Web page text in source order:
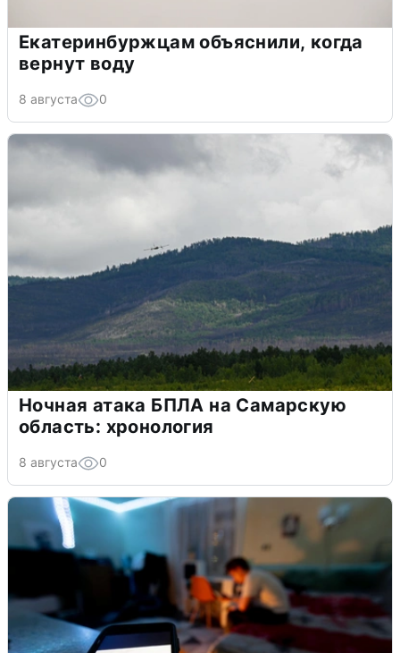
Екатеринбуржцам объяснили, когда
вернут воду
8 августа 0
Ночная атака БПЛА на Самарскую
область: хронология
8 августа 0